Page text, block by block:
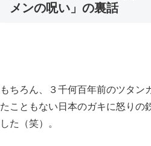
メンの呪い」の裏話
もちろん、３千何百年前のツタン
たこともない日本のガキに怒りの
した（笑）。